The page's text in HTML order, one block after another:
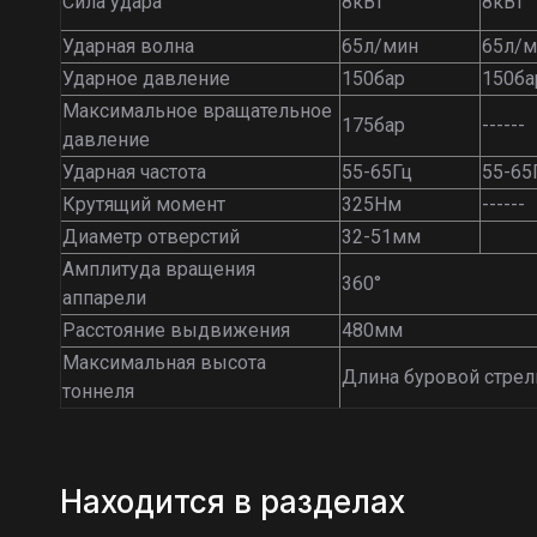
Ударная волна
65л/мин
65л/
Ударное давление
150бар
Максимальное вращательное
давление
175бар ------
Ударная частота 55-65Гц
55-
Крутящий момент
325Нм
------
Диаметр отверстий
32-51мм
Амплитуда вращения
аппарели
360°
Расстояние выдвижения
480мм
Максимальная высота
тоннеля
Длина буровой
Находится в разделах